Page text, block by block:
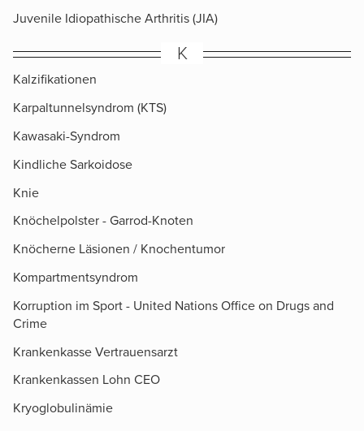
Juvenile Idiopathische Arthritis (JIA)
K
Kalzifikationen
Karpaltunnelsyndrom (KTS)
Kawasaki-Syndrom
Kindliche Sarkoidose
Knie
Knöchelpolster - Garrod-Knoten
Knöcherne Läsionen / Knochentumor
Kompartmentsyndrom
Korruption im Sport - United Nations Office on Drugs and
Crime
Krankenkasse Vertrauensarzt
Krankenkassen Lohn CEO
Kryoglobulinämie